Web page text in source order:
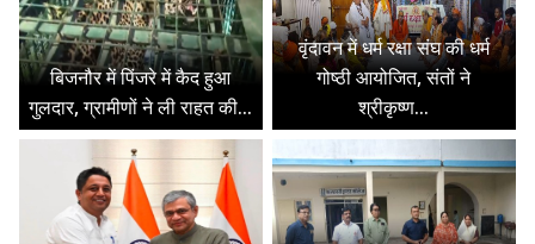
बिजनौर में पिंजरे में कैद हुआ
गुलदार, ग्रामीणों ने ली राहत की...
वृंदावन में धर्म रक्षा संघ की धर्म
गोष्ठी आयोजित, संतों ने
श्रीकृष्ण...